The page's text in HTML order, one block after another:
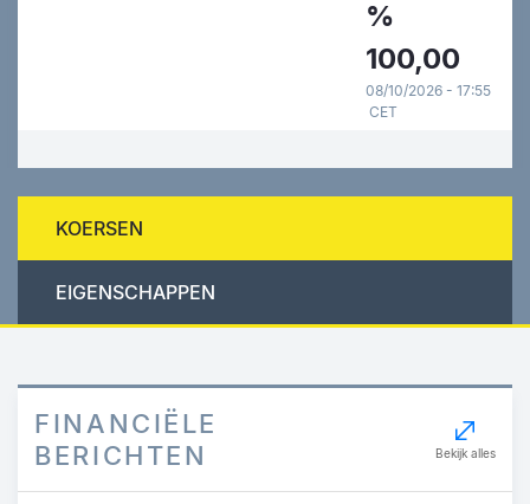
%
100,00
08/10/2026 - 17:55
CET
KOERSEN
EIGENSCHAPPEN
FINANCIËLE
BERICHTEN
Bekijk alles